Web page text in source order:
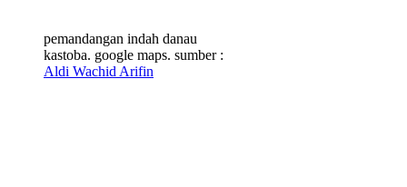
pemandangan indah danau
kastoba. google maps. sumber :
Aldi Wachid Arifin